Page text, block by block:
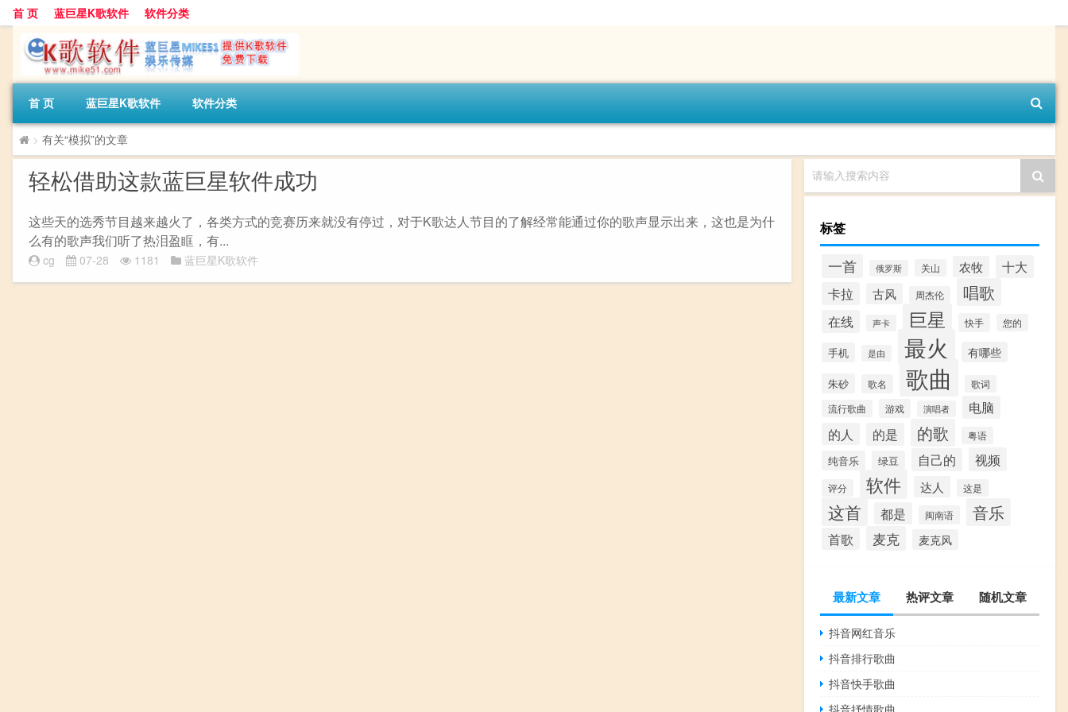
首 页 蓝巨星K歌软件 软件分类
首 页 蓝巨星K歌软件 软件分类
> 有关“模拟”的文章
轻松借助这款蓝巨星软件成功
这些天的选秀节目越来越火了，各类方式的竞赛历来就没有停过，对于K歌达人节目的了解经常能通过你的歌声显示出来，这也是为什
么有的歌声我们听了热泪盈眶，有...
cg 07-28 1181 蓝巨星K歌软件
请输入搜索内容
标签
一首 俄罗斯 关山 农牧
十大
卡拉
古风 周杰伦 唱歌
在线 声卡 巨星 快手 您的
手机 是由 最火 有哪些
朱砂 歌名 歌曲
歌词
流行歌曲
游戏 演唱者 电脑
的人 的是 的歌 粤语
纯音乐 绿豆 自己的 视频
评分 软件 达人 这是
这首 都是 闽南语 音乐
首歌 麦克 麦克风
最新文章 热评文章 随机文章
抖音网红音乐
抖音排行歌曲
抖音快手歌曲
抖音抒情歌曲